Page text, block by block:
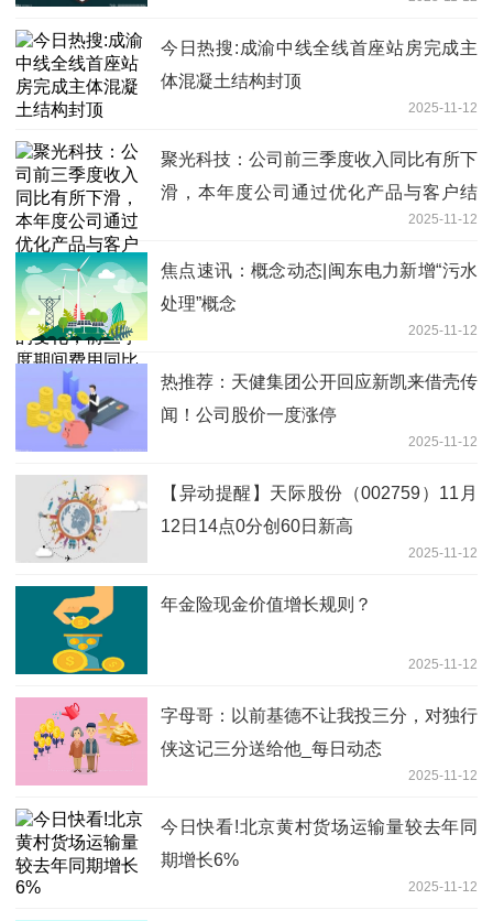
今日热搜:成渝中线全线首座站房完成主
体混凝土结构封顶
2025-11-12
聚光科技：公司前三季度收入同比有所下
滑，本年度公司通过优化产品与客户结
构、精准费用管控及提升运营效率以应对
市场的变化，前三季度期间费用同比均有
下降_焦点速讯
2025-11-12
焦点速讯：概念动态|闽东电力新增“污水
处理”概念
2025-11-12
热推荐：天健集团公开回应新凯来借壳传
闻！公司股价一度涨停
2025-11-12
【异动提醒】天际股份（002759）11月
12日14点0分创60日新高
2025-11-12
年金险现金价值增长规则？
2025-11-12
字母哥：以前基德不让我投三分，对独行
侠这记三分送给他_每日动态
2025-11-12
今日快看!北京黄村货场运输量较去年同
期增长6%
2025-11-12